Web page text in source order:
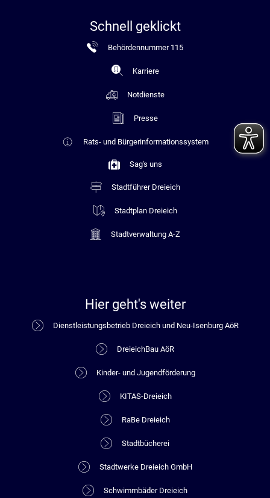
Schnell geklickt
Behördennummer 115
Karriere
Notdienste
Presse
Rats- und Bürgerinformationssystem
Sag's uns
Stadtführer Dreieich
Stadtplan Dreieich
Stadtverwaltung A-Z
Hier geht's weiter
Dienstleistungsbetrieb Dreieich und Neu-Isenburg AöR
DreieichBau AöR
Kinder- und Jugendförderung
KITAS-Dreieich
RaBe Dreieich
Stadtbücherei
Stadtwerke Dreieich GmbH
Schwimmbäder Dreieich